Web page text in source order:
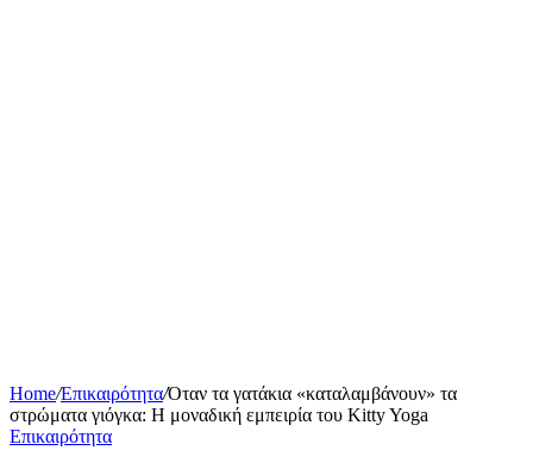
Home/Επικαιρότητα/Όταν τα γατάκια «καταλαμβάνουν» τα
στρώματα γιόγκα: Η μοναδική εμπειρία του Kitty Yoga
Επικαιρότητα